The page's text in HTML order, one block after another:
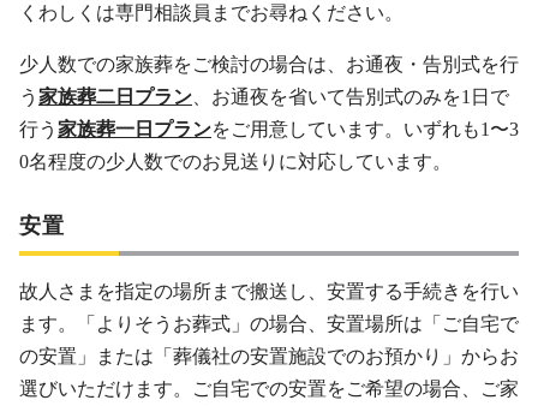
くわしくは専門相談員までお尋ねください。
少人数での家族葬をご検討の場合は、お通夜・告別式を行
う 家族葬二日プラン 、お通夜を省いて告別式のみを1日で
行う 家族葬一日プランをご用意しています。いずれも1〜3
0名程度の少人数でのお見送りに対応しています。
安置
故人さまを指定の場所まで搬送し、安置する手続きを行い
ます。「よりそうお葬式」の場合、安置場所は「ご自宅で
の安置」または「葬儀社の安置施設でのお預かり」からお
選びいただけます。ご自宅での安置をご希望の場合、ご家